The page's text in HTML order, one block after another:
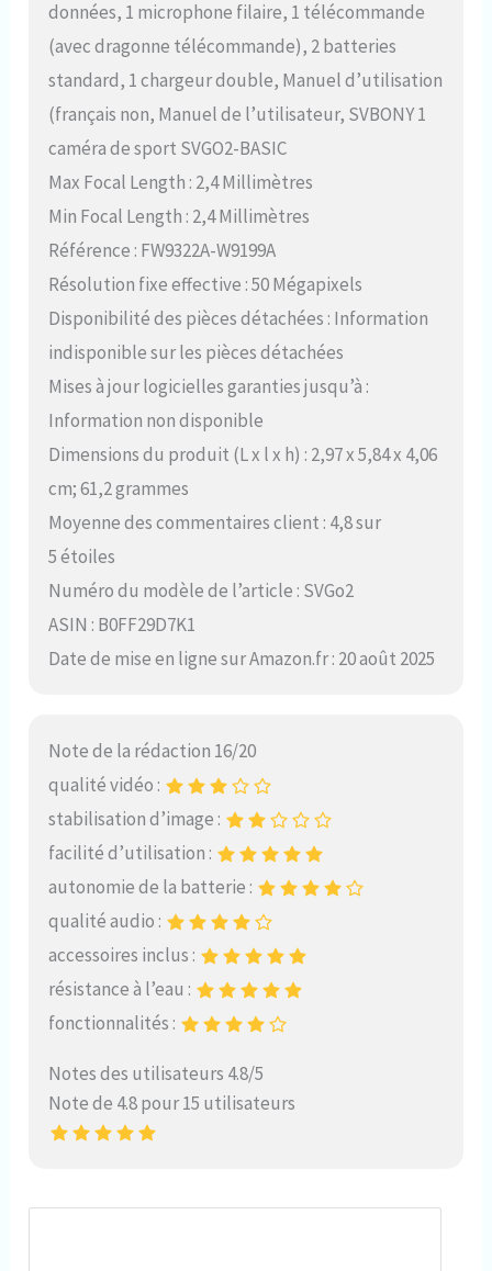
données, 1 microphone filaire, 1 télécommande
(avec dragonne télécommande), 2 batteries
standard, 1 chargeur double, Manuel d’utilisation
(français non, Manuel de l’utilisateur, SVBONY 1
caméra de sport SVGO2-BASIC
Max Focal Length : 2,4 Millimètres
Min Focal Length : 2,4 Millimètres
Référence : FW9322A-W9199A
Résolution fixe effective : 50 Mégapixels
Disponibilité des pièces détachées : Information
indisponible sur les pièces détachées
Mises à jour logicielles garanties jusqu’à :
Information non disponible
Dimensions du produit (L x l x h) : 2,97 x 5,84 x 4,06
cm; 61,2 grammes
Moyenne des commentaires client : 4,8 sur
5 étoiles
Numéro du modèle de l’article : SVGo2
ASIN : B0FF29D7K1
Date de mise en ligne sur Amazon.fr : 20 août 2025
Note de la rédaction 16/20
qualité vidéo :
stabilisation d’image :
facilité d’utilisation :
autonomie de la batterie :
qualité audio :
accessoires inclus :
résistance à l’eau :
fonctionnalités :
Notes des utilisateurs 4.8/5
Note de 4.8 pour 15 utilisateurs